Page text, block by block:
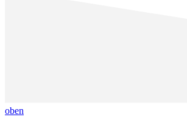
oben